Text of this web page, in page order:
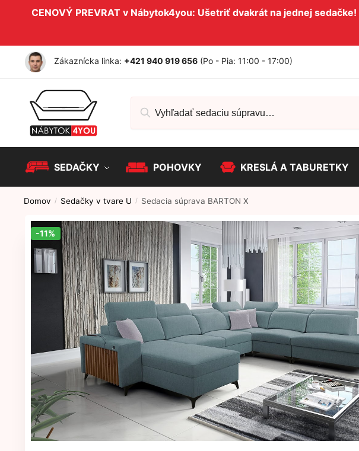
Skip to navigation
Skip to content
CENOVÝ PREVRAT v Nábytok4you: Ušetriť dvakrát na jednej sedačke!
Zákaznícka linka: +421 940 919 656 (Po - Pia: 11:00 - 17:00)
SEDAČKY POHOVKY KRESLÁ A TABURETKY
Domov / Sedačky v tvare U / Sedacia súprava BARTON X
-11%